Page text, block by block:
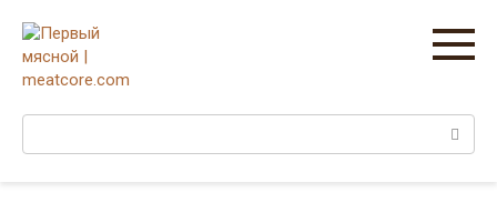
контенту
Поиск: